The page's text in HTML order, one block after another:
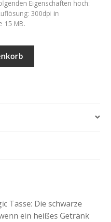
Eigenschaften hoch:
300dpi in
15 MB.
Tasse: Die schwarze
ein heißes Getränk